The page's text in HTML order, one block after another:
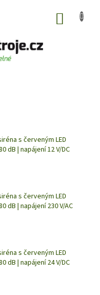
s červeným LED
dB | napájení 12 V/DC
s červeným LED
dB | napájení 230 V/AC
s červeným LED
dB | napájení 24 V/DC